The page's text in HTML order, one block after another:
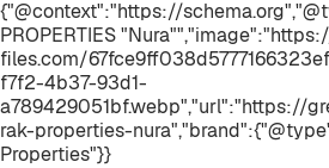
{"@context":"https://
PROPERTIES
files.com/
f7f2-4b37-93d1-
a789429051bf.webp","url":"https://
rak-properties-
Properties"}}